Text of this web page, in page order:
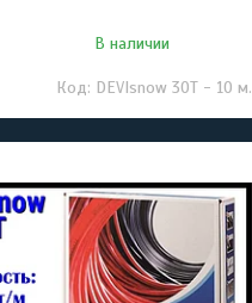
В наличии
DEVIsnow 30T - 10 м.